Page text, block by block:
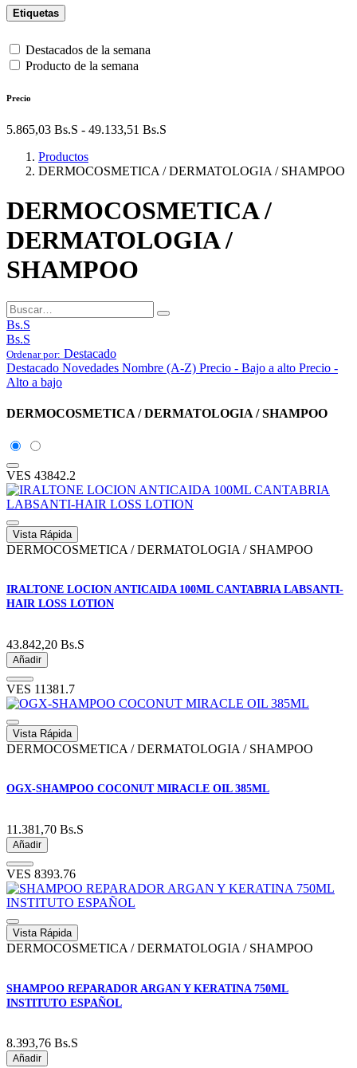
Etiquetas
Destacados de la semana
Producto de la semana
Precio
5.865,03 Bs.S - 49.133,51 Bs.S
Productos
DERMOCOSMETICA / DERMATOLOGIA / SHAMPOO
DERMOCOSMETICA /
DERMATOLOGIA /
SHAMPOO
Bs.S
Bs.S
Ordenar por: Destacado
Destacado Novedades Nombre (A-Z) Precio - Bajo a alto Precio -
Alto a bajo
DERMOCOSMETICA / DERMATOLOGIA / SHAMPOO
VES 43842.2
Vista Rápida
DERMOCOSMETICA / DERMATOLOGIA / SHAMPOO
IRALTONE LOCION ANTICAIDA 100ML CANTABRIA LABSANTI-
HAIR LOSS LOTION
43.842,20 Bs.S
Añadir
VES 11381.7
Vista Rápida
DERMOCOSMETICA / DERMATOLOGIA / SHAMPOO
OGX-SHAMPOO COCONUT MIRACLE OIL 385ML
11.381,70 Bs.S
Añadir
VES 8393.76
Vista Rápida
DERMOCOSMETICA / DERMATOLOGIA / SHAMPOO
SHAMPOO REPARADOR ARGAN Y KERATINA 750ML
INSTITUTO ESPAÑOL
8.393,76 Bs.S
Añadir